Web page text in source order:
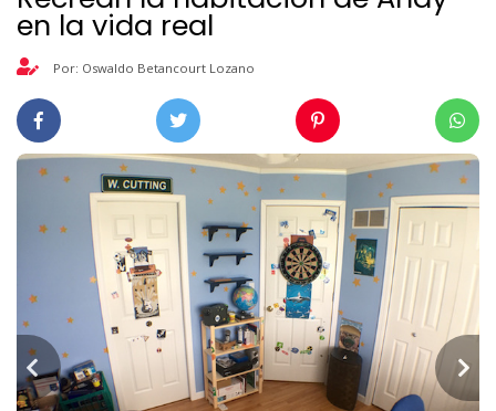
en la vida real
Por: Oswaldo Betancourt Lozano